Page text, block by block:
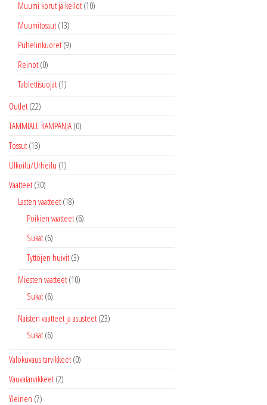
Muumi korut ja kellot (10)
Muumitossut (13)
Puhelinkuoret (9)
Reinot (0)
Tablettisuojat (1)
Outlet (22)
TAMMIALE KAMPANJA (0)
Tossut (13)
Ulkoilu/Urheilu (1)
Vaatteet (30)
Lasten vaatteet (18)
Poikien vaatteet (6)
Sukat (6)
Tyttöjen huivit (3)
Miesten vaatteet (10)
Sukat (6)
Naisten vaatteet ja asusteet (23)
Sukat (6)
Valokuvaus tarvikkeet (0)
Vauvatarvikkeet (2)
Yleinen (7)